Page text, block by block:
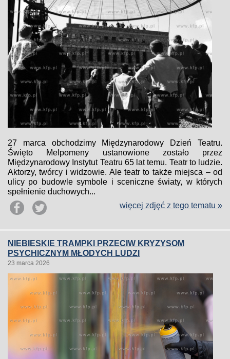
27 marca obchodzimy Międzynarodowy Dzień Teatru.
Święto Melpomeny ustanowione zostało przez
Międzynarodowy Instytut Teatru 65 lat temu. Teatr to ludzie.
Aktorzy, twórcy i widzowie. Ale teatr to także miejsca – od
ulicy po budowle symbole i sceniczne światy, w których
spełnienie duchowych...
więcej zdjęć z tego tematu »
NIEBIESKIE TRAMPKI PRZECIW KRYZYSOM
PSYCHICZNYM MŁODYCH LUDZI
23 marca 2026